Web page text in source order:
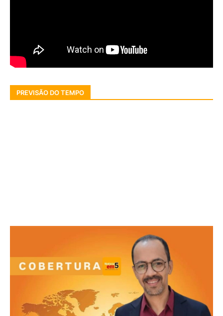
PREVISÃO DO TEMPO